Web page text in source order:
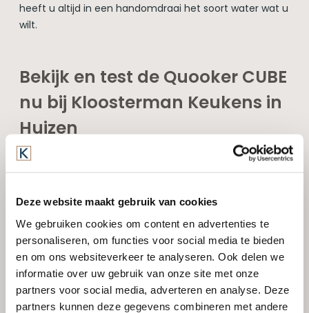
Deze website maakt gebruik van cookies
We gebruiken cookies om content en advertenties te
personaliseren, om functies voor social media te bieden
en om ons websiteverkeer te analyseren. Ook delen we
informatie over uw gebruik van onze site met onze
partners voor social media, adverteren en analyse. Deze
partners kunnen deze gegevens combineren met andere
heeft u altijd in een handomdraai het soort water wat u
wilt.
Bekijk en test de Quooker CUBE
nu bij Kloosterman Keukens in
Huizen
U kunt deze innovatieve nieuwe kraan van Quooker nu
Huizen. De CUBE bestaat uit 5 verschillende standen die
keuken en wilt u graag de Quooker CUBE? Bespaar u de
moeite want wanneer u een kraan heeft die later is
geleverd dan oktober 2017 kunnen wij de uitbreiding
voor u installeren en hoeft u niet een compleet nieuwe
Quooker aan te schaffen.